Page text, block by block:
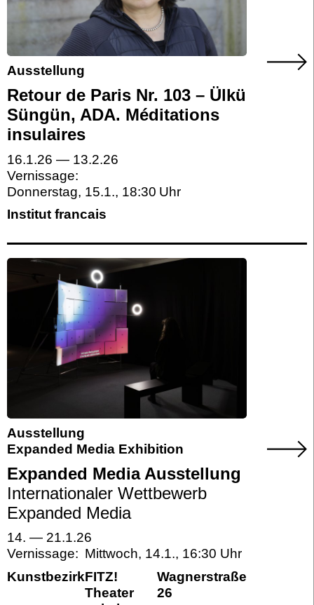
Ausstellung
Retour de Paris Nr. 103 – Ülkü
Süngün, ADA. Méditations
insulaires
16.1.26 — 13.2.26
Vernissage:
Donnerstag, 15.1., 18:30
Institut francais
Ausstellung
Expanded Media Exhibition
Expanded Media Ausstellung
Internationaler Wettbewerb
Expanded Media
14. — 21.1.26
Vernissage: Mittwoch, 14.1., 16:30
KunstbezirkFITZ!
Theater
Wagnerstraße
26